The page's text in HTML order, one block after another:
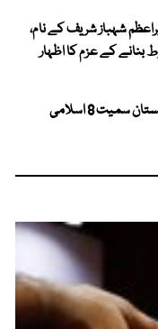
شہباز شریف کے نام،
کے عزم کا اظہار
غزہ میں اسرائیلی کارروائیوں پر پاکستان سمیت 8 اسلامی